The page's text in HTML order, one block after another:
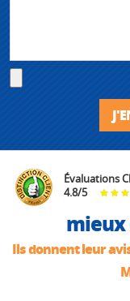
Évaluations
4.8/5
mieux
Ils donnent leur